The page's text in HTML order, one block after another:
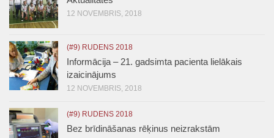
12 NOVEMBRIS, 2018
(#9) RUDENS 2018
Informācija – 21. gadsimta pacienta lielākais
izaicinājums
12 NOVEMBRIS, 2018
(#9) RUDENS 2018
Bez brīdināšanas rēķinus neizrakstām